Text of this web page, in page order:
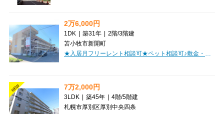
2万6,000円
1DK | 築31年 | 2階/3階建
苫小牧市新開町
NEW 7万2,000円
3LDK | 築45年 | 4階/5階建
札幌市厚別区厚別中央四条